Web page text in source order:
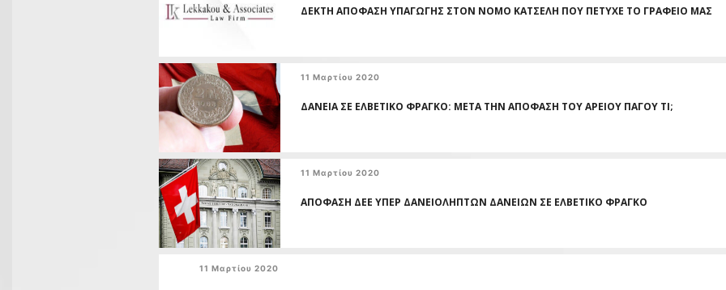
ΔΕΚΤΗ ΑΠΟΦΑΣΗ ΥΠΑΓΩΓΗΣ ΣΤΟΝ ΝΟΜΟ ΚΑΤΣΕΛΗ ΠΟΥ ΠΕΤΥΧΕ ΤΟ ΓΡΑΦΕΙΟ ΜΑΣ
11 Μαρτίου 2020
ΔΑΝΕΙΑ ΣΕ ΕΛΒΕΤΙΚΟ ΦΡΑΓΚΟ: ΜΕΤΑ ΤΗΝ ΑΠΟΦΑΣΗ ΤΟΥ ΑΡΕΙΟΥ ΠΑΓΟΥ ΤΙ;
11 Μαρτίου 2020
ΑΠΟΦΑΣΗ ΔΕΕ ΥΠΕΡ ΔΑΝΕΙΟΛΗΠΤΩΝ ΔΑΝΕΙΩΝ ΣΕ ΕΛΒΕΤΙΚΟ ΦΡΑΓΚΟ
11 Μαρτίου 2020